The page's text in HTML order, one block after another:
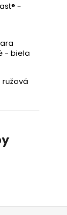
-
- biela
ružová